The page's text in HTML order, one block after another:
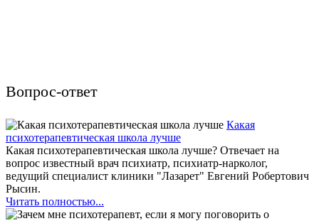
Вопрос-ответ
Какая
психотерапевтическая школа лучше
Какая психотерапевтическая школа лучше? Отвечает на
вопрос известный врач психиатр, психиатр-нарколог,
ведущий специалист клиники "Лазарет" Евгений Робертович
Рысин.
Читать полностью...